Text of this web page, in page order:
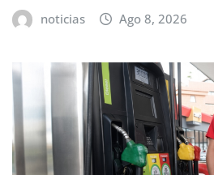
noticias Ago 8, 2026